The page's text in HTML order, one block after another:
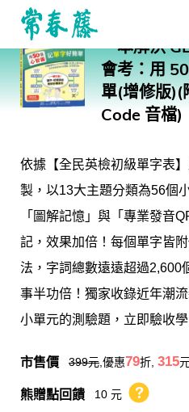
回常春藤首頁 一本解決
會考：用
單(增修版)(
Code 音檔)
依據【全民英檢初級單字表
製，以13大主題分類為56個
「圖解記憶」與「專業發音
記，效果加倍！每個單字皆
法，字詞總數遠遠超過2,600
事半功倍！獨家收錄近年潮
小單元的測驗題，立即驗收
市售價 399元 ,優惠79折, 315
熊贈點回饋 10 元 熊贈點回饋